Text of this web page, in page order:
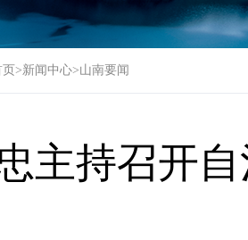
>新闻中心>山南要闻
主持召开